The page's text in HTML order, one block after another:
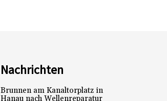
Nachrichten
Brunnen am Kanaltorplatz in
Hanau nach Wellenreparatur